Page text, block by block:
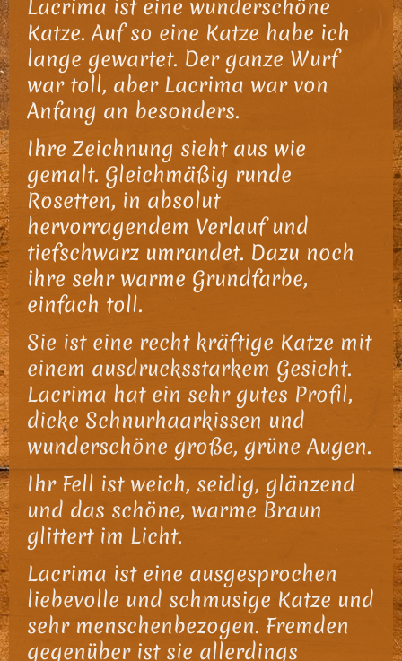
Lacrima ist eine wunderschöne
Katze. Auf so eine Katze habe ich
lange gewartet. Der ganze Wurf
war toll, aber Lacrima war von
Anfang an besonders.
Ihre Zeichnung sieht aus wie
gemalt. Gleichmäßig runde
Rosetten, in absolut
hervorragendem Verlauf und
tiefschwarz umrandet. Dazu noch
ihre sehr warme Grundfarbe,
einfach toll.
Sie ist eine recht kräftige Katze mit
einem ausdrucksstarkem Gesicht.
Lacrima hat ein sehr gutes Profil,
dicke Schnurhaarkissen und
wunderschöne große, grüne Augen.
Ihr Fell ist weich, seidig, glänzend
und das schöne, warme Braun
glittert im Licht.
Lacrima ist eine ausgesprochen
liebevolle und schmusige Katze und
sehr menschenbezogen. Fremden
gegenüber ist sie allerdings